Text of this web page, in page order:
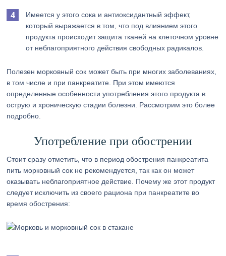
Имеется у этого сока и антиоксидантный эффект,
который выражается в том, что под влиянием этого
продукта происходит защита тканей на клеточном уровне
от неблагоприятного действия свободных радикалов.
Полезен морковный сок может быть при многих заболеваниях,
в том числе и при панкреатите. При этом имеются
определенные особенности употребления этого продукта в
острую и хроническую стадии болезни. Рассмотрим это более
подробно.
Употребление при обострении
Стоит сразу отметить, что в период обострения панкреатита
пить морковный сок не рекомендуется, так как он может
оказывать неблагоприятное действие. Почему же этот продукт
следует исключить из своего рациона при панкреатите во
время обострения: